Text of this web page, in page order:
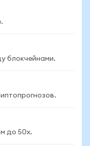
блокчейнами.
до 50x.